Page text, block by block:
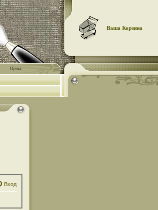
Цены:
Ваша Корзина
Вход